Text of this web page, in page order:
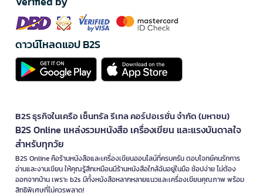
ดาวน์โหลดแอป B2S
B2S ธุรกิจในเครือ เซ็นทรัล รีเทล คอร์ปอเรชั่น จำกัด (มหาชน)
B2S Online แหล่งรวมหนังสือ เครื่องเขียน และแรงบันดาลใจ
สำหรับทุกวัย
B2S Online คือร้านหนังสือและเครื่องเขียนออนไลน์ที่ครบครัน ตอบโจทย์คนรักการ
อ่านและงานเขียน ให้คุณรู้สึกเหมือนมีร้านหนังสือใกล้ฉันอยู่ในมือ ช้อปง่าย ไม่ต้อง
ออกจากบ้าน เพราะ b2s มีทั้งหนังสือหลากหลายแนวและเครื่องเขียนคุณภาพ พร้อม
สิทธิพิเศษที่ไม่ควรพลาด!